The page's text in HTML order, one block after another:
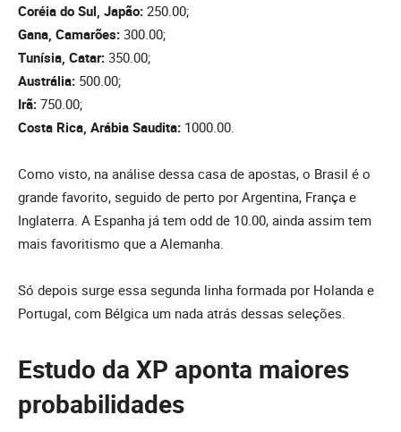
Coréia do Sul, Japão: 250.00;
Gana, Camarões: 300.00;
Tunísia, Catar: 350.00;
Austrália: 500.00;
Irã: 750.00;
Costa Rica, Arábia Saudita: 1000.00.
Como visto, na análise dessa casa de apostas, o Brasil é o
grande favorito, seguido de perto por Argentina, França e
Inglaterra. A Espanha já tem odd de 10.00, ainda assim tem
mais favoritismo que a Alemanha.
Só depois surge essa segunda linha formada por Holanda e
Portugal, com Bélgica um nada atrás dessas seleções.
Estudo da XP aponta maiores
probabilidades